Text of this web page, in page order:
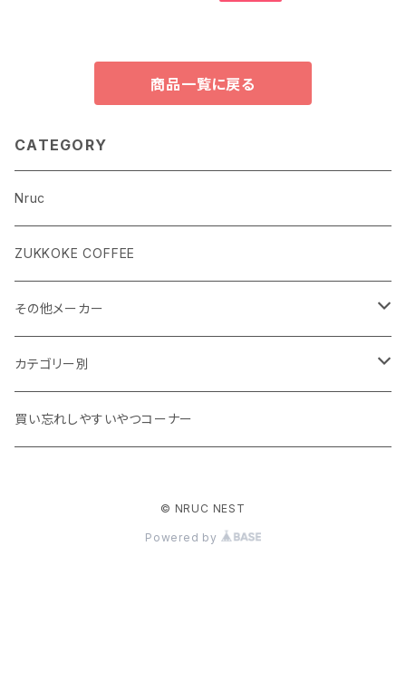
商品一覧に戻る
CATEGORY
Nruc
ZUKKOKE COFFEE
その他メーカー
ACLIMA
atelierBluebottle
カテゴリー別
Unisex ウェア
買い忘れしやすいやつコーナー
© NRUC NEST
Powered by